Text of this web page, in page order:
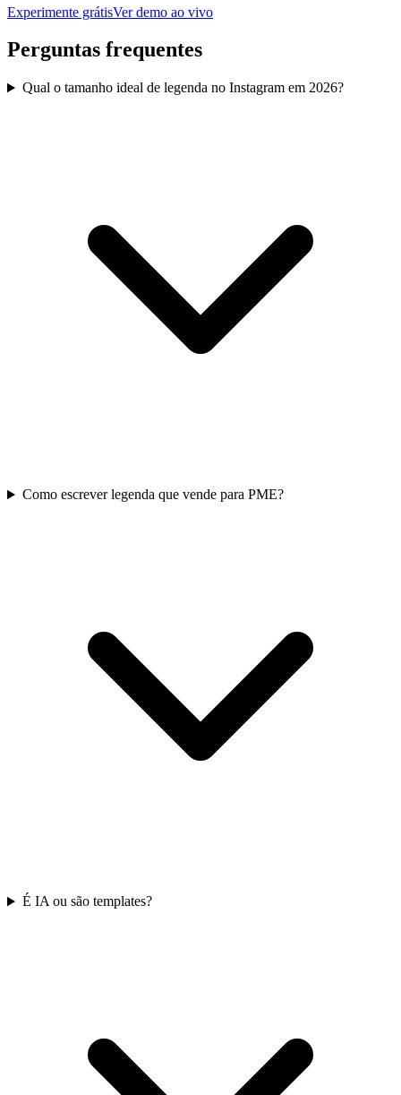
Experimente grátisVer demo ao vivo
Perguntas frequentes
Qual o tamanho ideal de legenda no Instagram em 2026?
Como escrever legenda que vende para PME?
É IA ou são templates?